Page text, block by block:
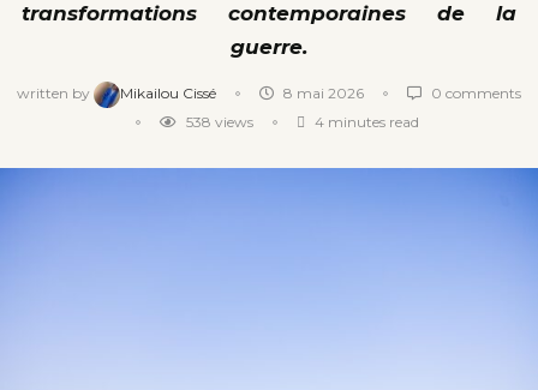
transformations contemporaines de la
guerre.
written by Mikailou Cissé 8 mai 2026
0 comments
538 views 4 minutes read